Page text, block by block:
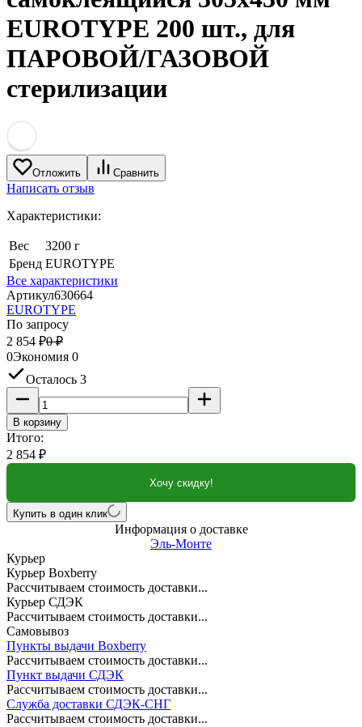
EUROTYPE 200 шт., для
ПАРОВОЙ/ГАЗОВОЙ
стерилизации
Отложить Сравнить
Написать отзыв
Характеристики:
Вес
3200 г
Бренд EUROTYPE
Все характеристики
Артикул630664
EUROTYPE
По запросу
2 854 ₽0 ₽
0Экономия 0
Осталось 3
В корзину
Итого:
2 854 ₽
Хочу скидку!
Купить в один клик
Информация о доставке
Эль-Монте
Курьер
Курьер Boxberry
Рассчитываем стоимость доставки...
Курьер СДЭК
Рассчитываем стоимость доставки...
Самовывоз
Пункты выдачи Boxberry
Рассчитываем стоимость доставки...
Пункт выдачи СДЭК
Рассчитываем стоимость доставки...
Служба доставки СДЭК-СНГ
Рассчитываем стоимость доставки...